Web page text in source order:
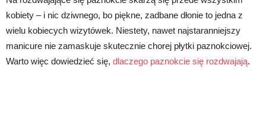
kobiety – i nic dziwnego, bo piękne, zadbane dłonie to jedna z
wielu kobiecych wizytówek. Niestety, nawet najstaranniejszy
manicure nie zamaskuje skutecznie chorej płytki paznokciowej.
Warto więc dowiedzieć się, dlaczego paznokcie się rozdwajają.